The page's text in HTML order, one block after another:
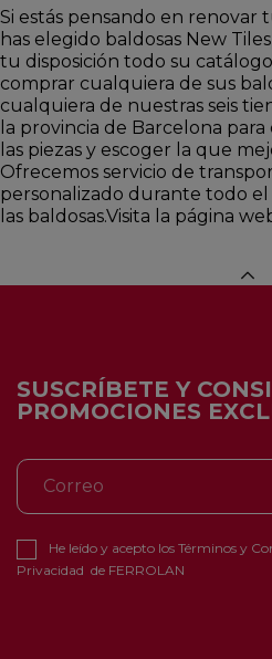
Si estás pensando en renovar
has elegido baldosas New
tu disposición todo su
comprar cualquiera de sus
cualquiera de nuestras seis
la provincia de Barcelona
las piezas y escoger la que
Ofrecemos servicio de
personalizado durante todo
las baldosas.Visita la página
SUSCRÍBETE Y
PROMOCIONES
He leído y acepto los Términos y
Privacidad de FERROLAN